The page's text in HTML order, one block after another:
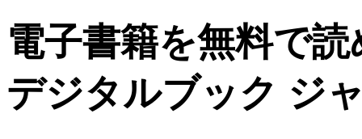
電子書籍を無料で
デジタルブック ジ